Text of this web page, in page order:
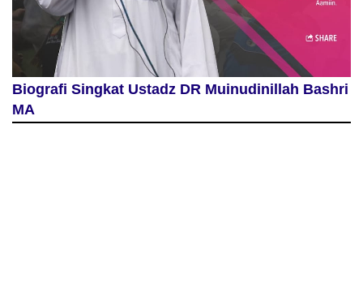
Biografi Singkat Ustadz DR Muinudinillah Bashri
MA